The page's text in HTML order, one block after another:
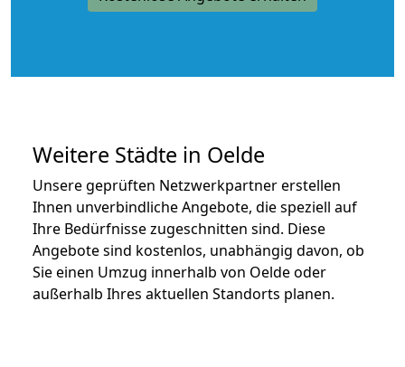
Weitere Städte in Oelde
Unsere geprüften Netzwerkpartner erstellen
Ihnen unverbindliche Angebote, die speziell auf
Ihre Bedürfnisse zugeschnitten sind. Diese
Angebote sind kostenlos, unabhängig davon, ob
Sie einen Umzug innerhalb von Oelde oder
außerhalb Ihres aktuellen Standorts planen.